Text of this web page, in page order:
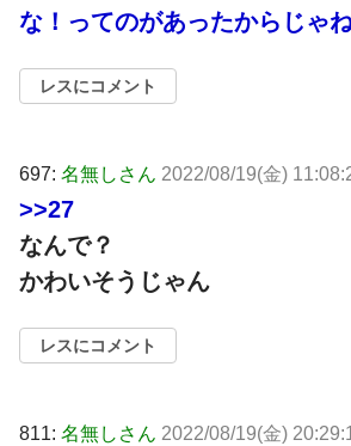
な！ってのがあったからじゃ
レスにコメント
697: 名無しさん 2022/08/19(金)
>>27
なんで？
かわいそうじゃん
レスにコメント
811: 名無しさん 2022/08/19(金)